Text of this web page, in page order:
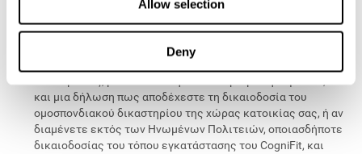
Allow selection
Deny
Μια δήλωση που αποδεικνύει πως έχετε καλή πίστη πως
το περιεχόμενο έχει διαγραφεί ή απενεργοποιηθεί λόγω
λάθους ή εξαιτίας μιας λανθασμένης ταυτοποίησης του
περιεχομένου που διαγράφηκε ή απενεργοποιήθηκε,
και μια δήλωση πως αποδέχεστε τη δικαιοδοσία του
ομοσπονδιακού δικαστηρίου της χώρας κατοικίας σας, ή αν
διαμένετε εκτός των Ηνωμένων Πολιτειών, οποιασδήποτε
δικαιοδοσίας του τόπου εγκατάστασης του CogniFit, και